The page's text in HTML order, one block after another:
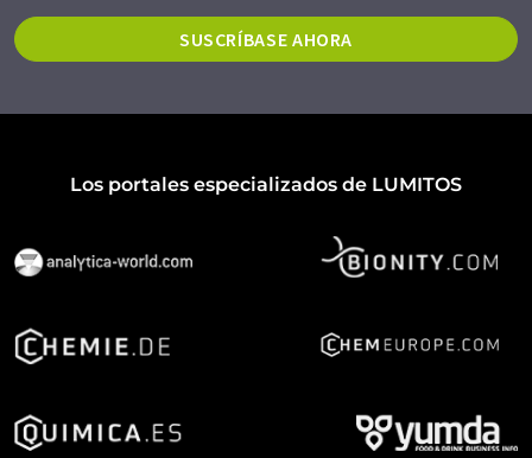
SUSCRÍBASE AHORA
Los portales especializados de LUMITOS